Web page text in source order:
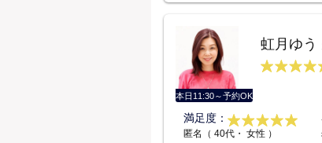
本日11:30～予約OK
虹月ゆう
満足度：
匿名（ 40代・ 女性 ）